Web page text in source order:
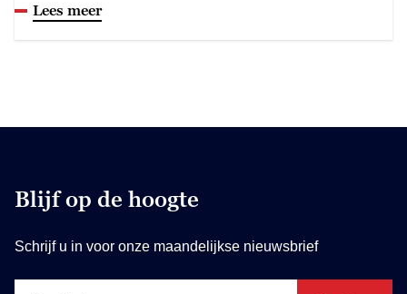
Lees meer
Blijf op de hoogte
Schrijf u in voor onze maandelijkse nieuwsbrief